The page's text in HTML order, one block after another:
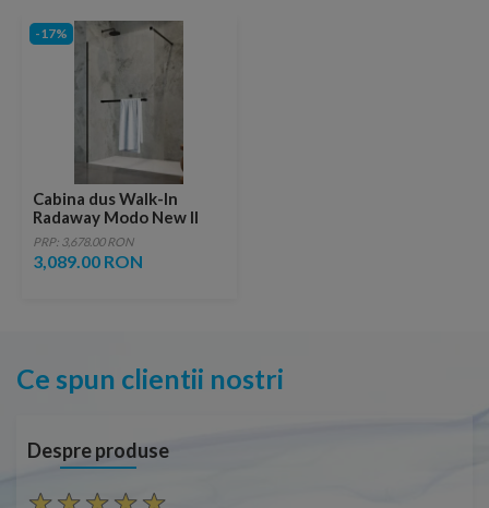
-17%
Cabina dus Walk-In
Radaway Modo New II
Black cu suport prosop
145xH200 cm
PRP: 3,678.00 RON
3,089.00 RON
Ce spun clientii nostri
Despre produse